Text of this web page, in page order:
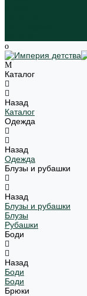
Каталог
Назад
Каталог
Одежда
Назад
Одежда
Блузы и рубашки
Назад
Блузы и рубашки
Блузы
Рубашки
Боди
Назад
Боди
Боди
Брюки